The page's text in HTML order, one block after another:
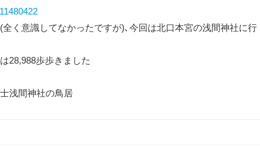
く意識してなかったですが)､今回は北口本宮の浅間神社に行
28,988歩歩きました
浅間神社の鳥居